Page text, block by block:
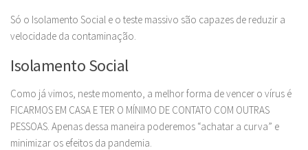
Só o Isolamento Social e o teste massivo são capazes de reduzir a
velocidade da contaminação.
Isolamento Social
Como já vimos, neste momento, a melhor forma de vencer o vírus é
FICARMOS EM CASA E TER O MÍNIMO DE CONTATO COM OUTRAS
PESSOAS. Apenas dessa maneira poderemos “achatar a curva” e
minimizar os efeitos da pandemia.